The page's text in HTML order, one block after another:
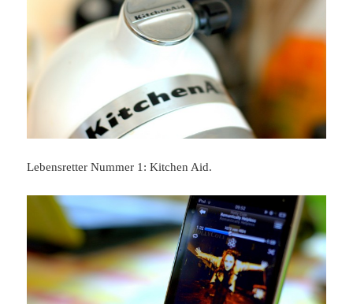
Lebensretter Nummer 1: Kitchen Aid.